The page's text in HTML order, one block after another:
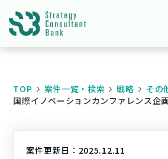
TOP 案件一覧・検索 戦略
その
国際イノベーションカンファレンス企
案件更新日： 2025.12.11